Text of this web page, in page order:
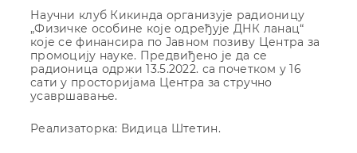
Научни клуб Кикинда организује радионицу
„Физичке особине које одређује ДНК ланац“
које се финансира по Јавном позиву Центра за
промоцију науке. Предвиђено је да се
радионица одржи 13.5.2022. са почетком у 16
сати у просторијама Центра за стручно
усавршавање.
Реализаторка: Видица Штетин.